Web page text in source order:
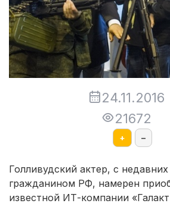
24.11.2016
21672
+ –
Голливудский актер, с
гражданином РФ, намерен
известной ИТ-компании